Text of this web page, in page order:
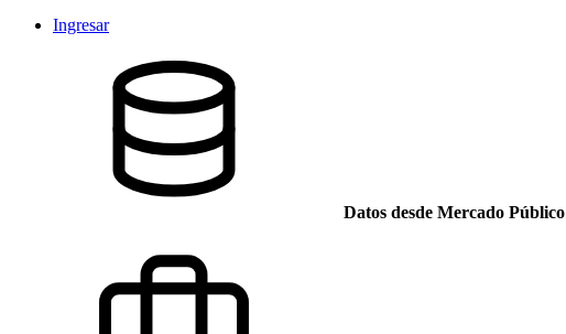
Ingresar
Datos desde Mercado Público